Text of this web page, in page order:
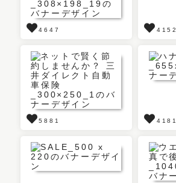
4647 4152
5881 4181